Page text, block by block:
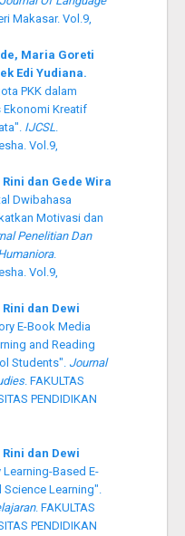
Makasar. Vol.9,
Maria Goreti
Edi Yudiana.
PKK dalam
Kreatif
IJCSL.
Vol.9,
dan Gede Wira
Dwibahasa
Motivasi dan
Penelitian Dan
.
Vol.9,
dan Dewi
E-Book Media
and Reading
Students". Journal
. FAKULTAS
PENDIDIKAN
dan Dewi
Based E-
Learning".
. FAKULTAS
PENDIDIKAN